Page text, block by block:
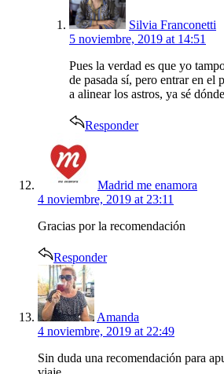
Silvia Franconetti
5 noviembre, 2019 at 14:51
Pues la verdad es que yo
de pasada sí, pero entrar en el
a alinear los astros, ya sé
Responder
Madrid me enamora
4 noviembre, 2019 at 23:11
Gracias por la recomendación
Responder
Amanda
4 noviembre, 2019 at 22:49
Sin duda una recomendación para